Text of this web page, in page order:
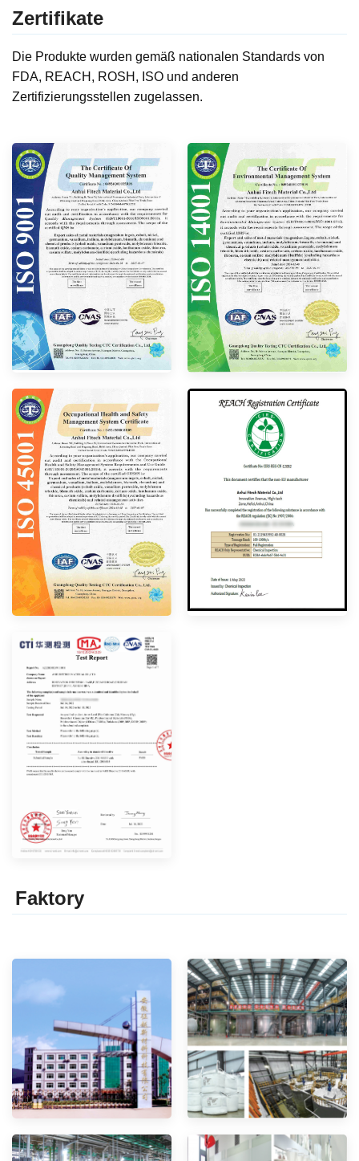
Zertifikate
Die Produkte wurden gemäß nationalen Standards von
FDA, REACH, ROSH, ISO und anderen
Zertifizierungsstellen zugelassen.
Faktory